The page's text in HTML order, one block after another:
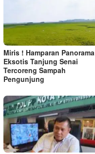
Miris ! Hamparan Panorama
Eksotis Tanjung Senai
Tercoreng Sampah
Pengunjung